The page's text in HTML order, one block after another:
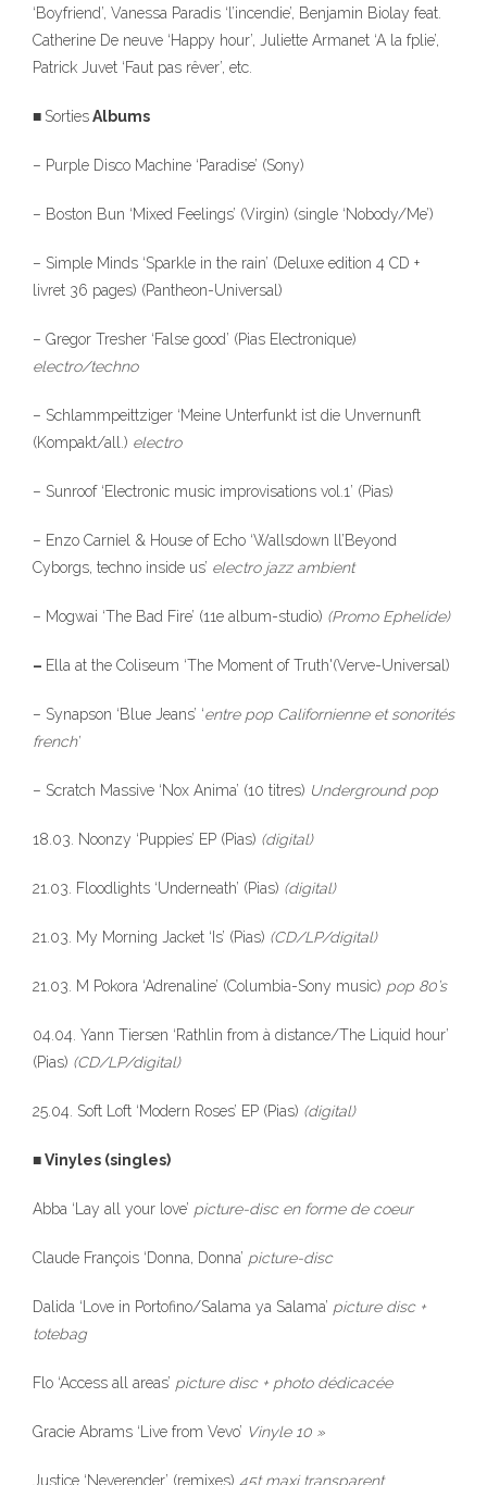
‘Boyfriend’, Vanessa Paradis ‘l’incendie’, Benjamin Biolay feat.
Catherine De neuve ‘Happy hour’, Juliette Armanet ‘A la fplie’,
Patrick Juvet ‘Faut pas rêver’, etc.
■ SortiesAlbums
– Purple Disco Machine ‘Paradise’ (Sony)
– Boston Bun ‘Mixed Feelings’ (Virgin) (single ‘Nobody/Me’)
– Simple Minds ‘Sparkle in the rain’ (Deluxe edition 4 CD +
livret 36 pages) (Pantheon-Universal)
– Gregor Tresher ‘False good’ (Pias Electronique)
electro/techno
– Schlammpeittziger ‘Meine Unterfunkt ist die Unvernunft
(Kompakt/all.) electro
– Sunroof ‘Electronic music improvisations vol.1’ (Pias)
– Enzo Carniel & House of Echo ‘Wallsdown ll’Beyond
Cyborgs, techno inside us’ electro jazz ambient
– Mogwai ‘The Bad Fire’ (11e album-studio) (Promo Ephelide)
– Ella at the Coliseum ‘The Moment of Truth'(Verve-Universal)
– Synapson ‘Blue Jeans’ ‘entre pop Californienne et sonorités
french’
– Scratch Massive ‘Nox Anima’ (10 titres) Underground pop
18.03. Noonzy ‘Puppies’ EP (Pias) (digital)
21.03. Floodlights ‘Underneath’ (Pias) (digital)
21.03. My Morning Jacket ‘Is’ (Pias) (CD/LP/digital)
21.03. M Pokora ‘Adrenaline’ (Columbia-Sony music) pop 80’s
04.04. Yann Tiersen ‘Rathlin from à distance/The Liquid hour’
(Pias) (CD/LP/digital)
25.04. Soft Loft ‘Modern Roses’ EP (Pias) (digital)
■ Vinyles (singles)
Abba ‘Lay all your love’ picture-disc en forme de coeur
Claude François ‘Donna, Donna’ picture-disc
Dalida ‘Love in Portofino/Salama ya Salama’ picture disc +
totebag
Flo ‘Access all areas’ picture disc + photo dédicacée
Gracie Abrams ‘Live from Vevo’ Vinyle 10 »
Justice ‘Neverender’ (remixes) 45t maxi transparent